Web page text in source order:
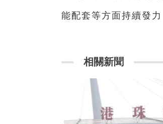
能配套等方面持續發
相關新聞